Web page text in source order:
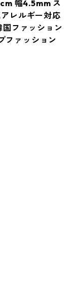
幅4.5mm ス
レルギー対応
ファッション
ファッション